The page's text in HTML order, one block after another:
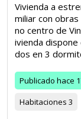
Vivienda a
miliar con
no centro de
ivienda
dos en 3
Publicado hace
Habitaciones 3